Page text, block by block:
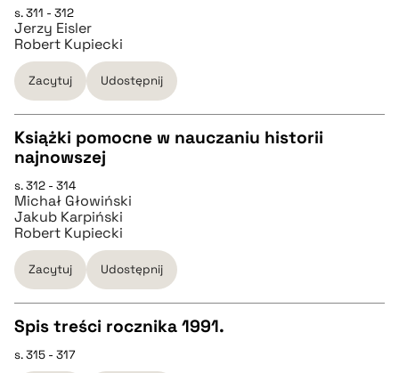
CZYSTY TEKST
pobierz cytat
s. 311 - 312
Jerzy Eisler
Robert Kupiecki
Zacytuj Udostępnij
CZYSTY TEKST
pobierz cytat
BIBTEX
pobierz cytat
Książki pomocne w nauczaniu historii
najnowszej
s. 312 - 314
Michał Głowiński
Jakub Karpiński
Robert Kupiecki
Zacytuj Udostępnij
CZYSTY TEKST
Spis treści rocznika 1991.
s. 315 - 317